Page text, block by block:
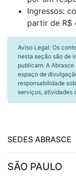
Ingressos:
partir de R$
Aviso Legal: Os
nesta seção são de
publicam. A
espaço de
responsabilidade
serviços, atividades
SEDES ABRASCE
SÃO PAULO